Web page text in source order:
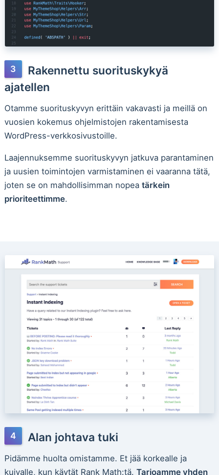
Rakennettu suorituskykyä
ajatellen
Otamme suorituskyvyn erittäin vakavasti ja meillä on
vuosien kokemus ohjelmistojen rakentamisesta
WordPress-verkkosivustoille.
Laajennuksemme suorituskyvyn jatkuva parantaminen
ja uusien toimintojen varmistaminen ei vaaranna tätä,
joten se on mahdollisimman nopea tärkein
prioriteettimme.
Alan johtava tuki
Pidämme huolta omistamme. Et jää korkealle ja
kuivalle, kun käytät Rank Math:tä. Tarjoamme yhden